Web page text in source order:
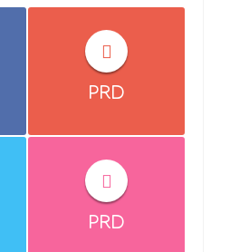
PRD
PRD